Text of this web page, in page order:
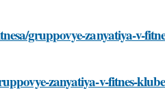
gruppovye-zanyatiya-v-
zanyatiya-v-fitnes-